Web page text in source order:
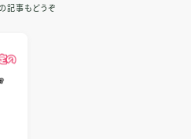
記事もどうぞ